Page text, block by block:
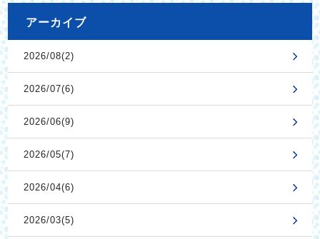
アーカイブ
2026/08(2)
2026/07(6)
2026/06(9)
2026/05(7)
2026/04(6)
2026/03(5)